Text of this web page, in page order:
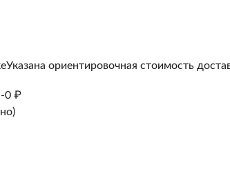
Указана ориентировочная стоимость
-0 ₽